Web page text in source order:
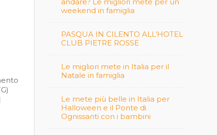
weekend in famiglia
PASQUA IN CILENTO ALL’HOTEL
CLUB PIETRE ROSSE
Le migliori mete in Italia per il
Natale in famiglia
Le mete più belle in Italia per
Halloween e il Ponte di
Ognissanti con i bambini